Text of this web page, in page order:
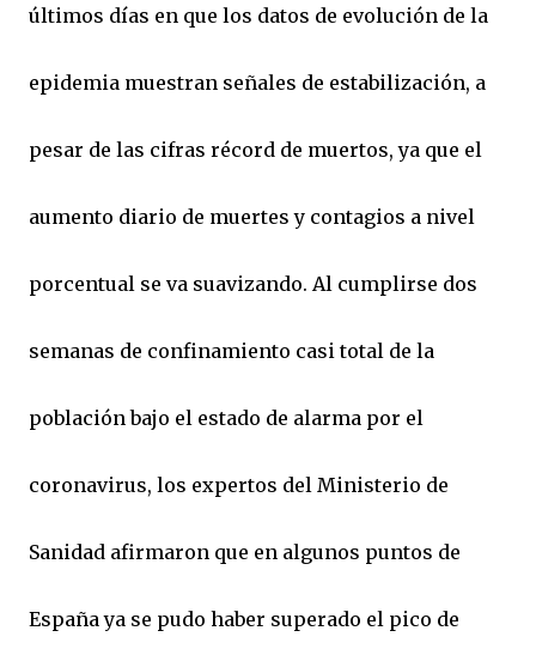
últimos días en que los datos de evolución de la
epidemia muestran señales de estabilización, a
pesar de las cifras récord de muertos, ya que el
aumento diario de muertes y contagios a nivel
porcentual se va suavizando. Al cumplirse dos
semanas de confinamiento casi total de la
población bajo el estado de alarma por el
coronavirus, los expertos del Ministerio de
Sanidad afirmaron que en algunos puntos de
España ya se pudo haber superado el pico de